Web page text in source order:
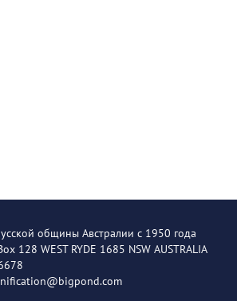
общины Австралии с 1950 года
128 WEST RYDE 1685 NSW AUSTRALIA